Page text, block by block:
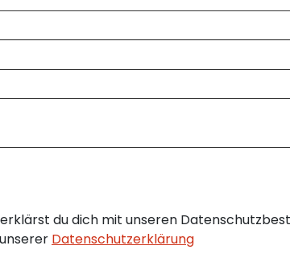
du dich mit unseren
Datenschutzerklärung